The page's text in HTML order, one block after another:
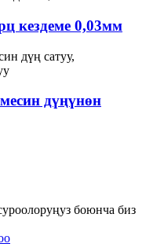
кездеме 0,03мм
дүңүнөн
боюнча биз